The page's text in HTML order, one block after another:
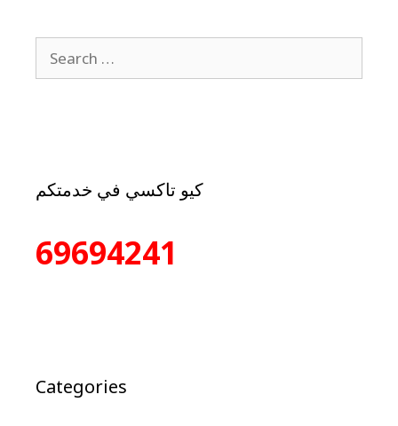
كيو تاكسي في خدمتكم
69694241
Categories